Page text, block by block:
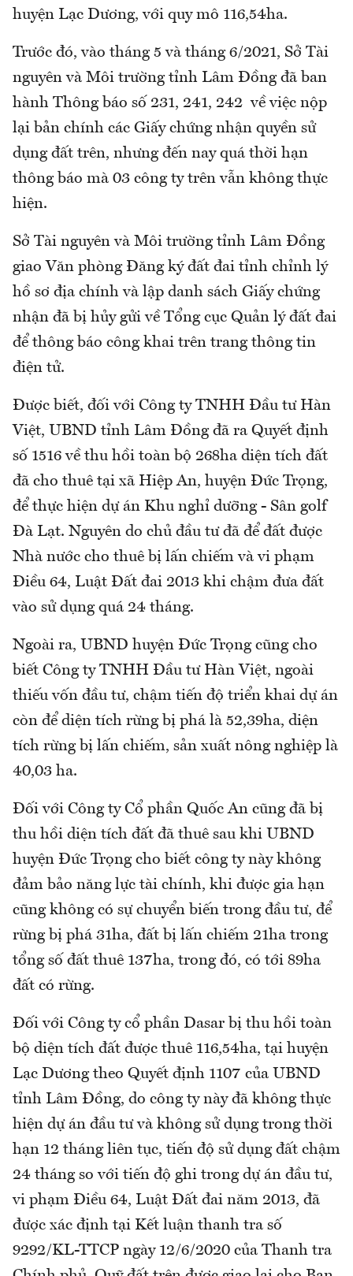
huyện Lạc Dương, với quy mô 116,54ha.
Trước đó, vào tháng 5 và tháng 6/2021, Sở Tài
nguyên và Môi trường tỉnh Lâm Đồng đã ban
hành Thông báo số 231, 241, 242 về việc nộp
lại bản chính các Giấy chứng nhận quyền sử
dụng đất trên, nhưng đến nay quá thời hạn
thông báo mà 03 công ty trên vẫn không thực
hiện.
Sở Tài nguyên và Môi trường tỉnh Lâm Đồng
giao Văn phòng Đăng ký đất đai tỉnh chỉnh lý
hồ sơ địa chính và lập danh sách Giấy chứng
nhận đã bị hủy gửi về Tổng cục Quản lý đất đai
để thông báo công khai trên trang thông tin
điện tử.
Được biết, đối với Công ty TNHH Đầu tư Hàn
Việt, UBND tỉnh Lâm Đồng đã ra Quyết định
số 1516 về thu hồi toàn bộ 268ha diện tích đất
đã cho thuê tại xã Hiệp An, huyện Đức Trọng,
để thực hiện dự án Khu nghỉ dưỡng - Sân golf
Đà Lạt. Nguyên do chủ đầu tư đã để đất được
Nhà nước cho thuê bị lấn chiếm và vi phạm
Điều 64, Luật Đất đai 2013 khi chậm đưa đất
vào sử dụng quá 24 tháng.
Ngoài ra, UBND huyện Đức Trọng cũng cho
biết Công ty TNHH Đầu tư Hàn Việt, ngoài
thiếu vốn đầu tư, chậm tiến độ triển khai dự án
còn để diện tích rừng bị phá là 52,39ha, diện
tích rừng bị lấn chiếm, sản xuất nông nghiệp là
40,03 ha.
Đối với Công ty Cổ phần Quốc An cũng đã bị
thu hồi diện tích đất đã thuê sau khi UBND
huyện Đức Trọng cho biết công ty này không
đảm bảo năng lực tài chính, khi được gia hạn
cũng không có sự chuyển biến trong đầu tư, để
rừng bị phá 31ha, đất bị lấn chiếm 21ha trong
tổng số đất thuê 137ha, trong đó, có tới 89ha
đất có rừng.
Đối với Công ty cổ phần Dasar bị thu hồi toàn
bộ diện tích đất được thuê 116,54ha, tại huyện
Lạc Dương theo Quyết định 1107 của UBND
tỉnh Lâm Đồng, do công ty này đã không thực
hiện dự án đầu tư và không sử dụng trong thời
hạn 12 tháng liên tục, tiến độ sử dụng đất chậm
24 tháng so với tiến độ ghi trong dự án đầu tư,
vi phạm Điều 64, Luật Đất đai năm 2013, đã
được xác định tại Kết luận thanh tra số
9292/KL-TTCP ngày 12/6/2020 của Thanh tra